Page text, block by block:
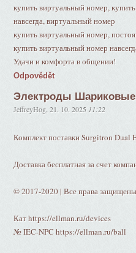
купить виртуальный номер,
навсегда, виртуальный номер
купить виртуальный номер,
купить виртуальный номер
Удачи и комфорта в общении!
Odpovědět
Электроды
JeffreyHog ,21. 10. 2025 11:22
Комплект поставки Surgitron
Доставка бесплатная за счет
© 2017-2020 | Все права
Кат https://ellman.ru/devices
№ IEC-NPC https://ellman.ru/ball